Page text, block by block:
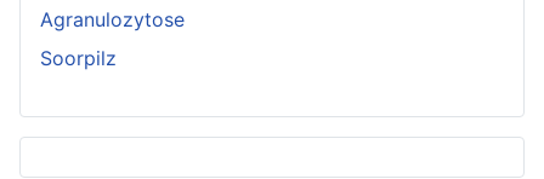
Agranulozytose
Soorpilz